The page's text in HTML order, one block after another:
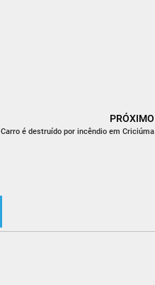
PRÓXIMO
Carro é destruído por incêndio em Criciúma